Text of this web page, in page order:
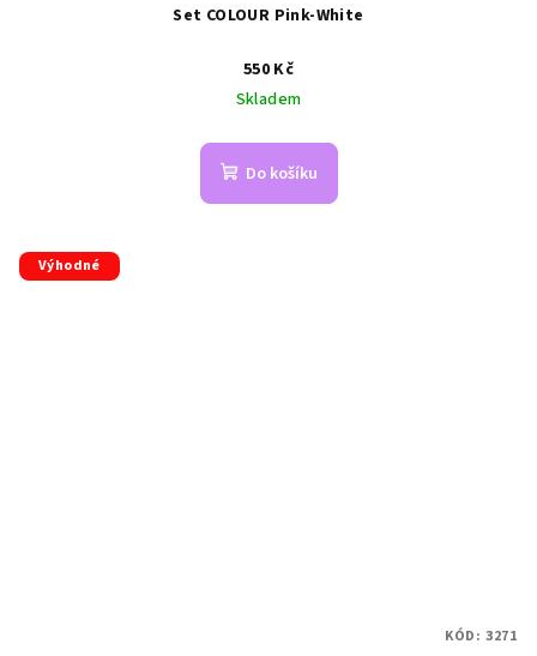
Set COLOUR Pink-White
550 Kč
Skladem
Do košíku
Výhodné
KÓD: 3271